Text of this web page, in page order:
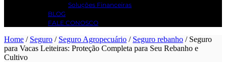
Soluções Financeiras
BLOG
FALE CONOSCO
Home / Seguro / Seguro Agropecuário / Seguro rebanho /Seguro
para Vacas Leiteiras: Proteção Completa para Seu Rebanho e
Cultivo